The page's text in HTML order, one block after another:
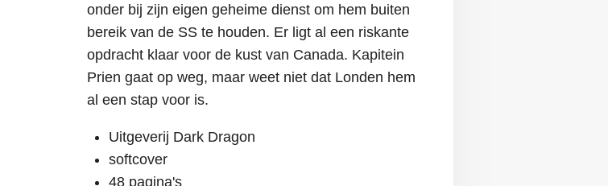
onder bij zijn eigen geheime dienst om hem buiten
bereik van de SS te houden. Er ligt al een riskante
opdracht klaar voor de kust van Canada. Kapitein
Prien gaat op weg, maar weet niet dat Londen hem
al een stap voor is.
Uitgeverij Dark Dragon
softcover
48 pagina's